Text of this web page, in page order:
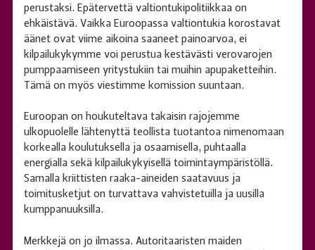
perustaksi. Epätervettä valtiontukipolitiikkaa on
ehkäistävä. Vaikka Euroopassa valtiontukia korostavat
äänet ovat viime aikoina saaneet painoarvoa, ei
kilpailukykymme voi perustua kestävästi verovarojen
pumppaamiseen yritystukiin tai muihin apupaketteihin.
Tämä on myös viestimme komission suuntaan.
Euroopan on houkuteltava takaisin rajojemme
ulkopuolelle lähtenyttä teollista tuotantoa nimenomaan
korkealla koulutuksella ja osaamisella, puhtaalla
energialla sekä kilpailukykyisellä toimintaympäristöllä.
Samalla kriittisten raaka-aineiden saatavuus ja
toimitusketjut on turvattava vahvistetuilla ja uusilla
kumppanuuksilla.
Merkkejä on jo ilmassa. Autoritaaristen maiden